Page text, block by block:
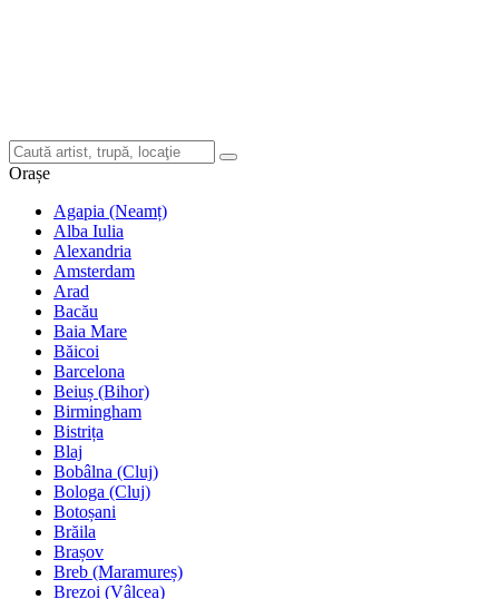
Orașe
Agapia (Neamț)
Alba Iulia
Alexandria
Amsterdam
Arad
Bacău
Baia Mare
Băicoi
Barcelona
Beiuș (Bihor)
Birmingham
Bistrița
Blaj
Bobâlna (Cluj)
Bologa (Cluj)
Botoșani
Brăila
Brașov
Breb (Maramureș)
Brezoi (Vâlcea)